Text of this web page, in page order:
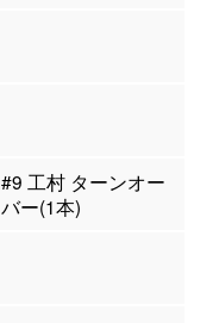
#9 工村 ターンオー
バー(1本)